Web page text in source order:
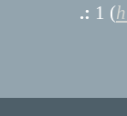
.: 1 (